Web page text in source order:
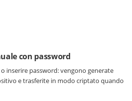
con password
inserire password: vengono generate
e trasferite in modo criptato quando